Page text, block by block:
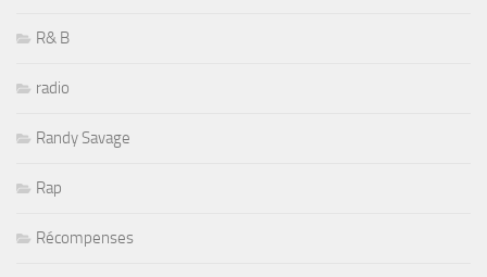
R& B
radio
Randy Savage
Rap
Récompenses